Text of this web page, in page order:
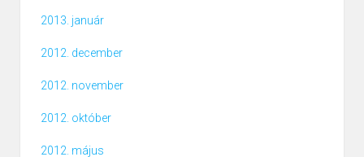
2013. január
2012. december
2012. november
2012. október
2012. május